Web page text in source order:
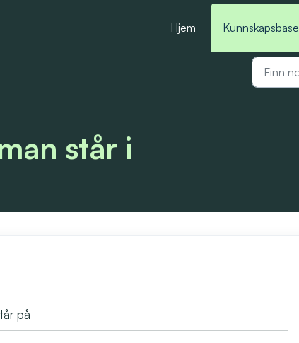
Hjem
Kunnskapsbase
står i
på